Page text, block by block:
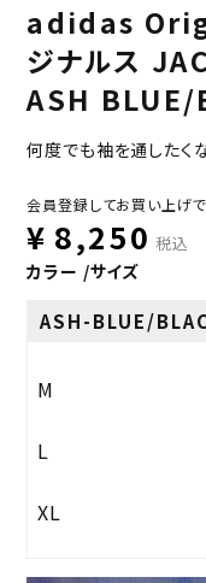
adidas
ジナルス
ASH BLUE/
何度でも袖を通したく
会員登録してお買い上げ
¥ 8,250 税込
カラー サイズ
ASH-BLUE/
M
L
XL